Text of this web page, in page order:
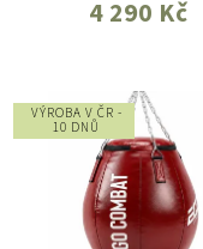
4 290 Kč
VÝROBA V ČR -
10 DNŮ